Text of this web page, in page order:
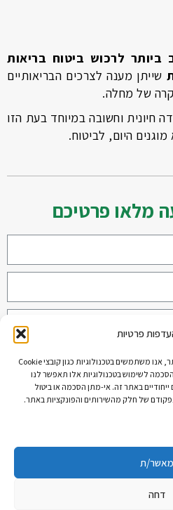
פרטיות
כדי לספק את חוויית השימוש הטובה ביותר, אנו משתמשים בטכנולוגיות כגון קובצי Cookie
לשימוש בטכנולוגיות אלו תאפשר לנו
ייחודיים באתר זה. אי-מתן הסכמה או ביטול
של חלק מהשירותים והפונקציות באתר.
מאשר/ת
דחה
לרכוש ביטוח בריאות
שייתן מענה לצרכים הבריאותיים
של מחלה.
חיונית וחשובה במיוחד בעת הזו
היום, לביטוח.
מלאו פרטיכם